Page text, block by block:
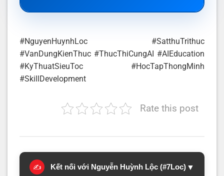
#NguyenHuynhLoc #SatthuTrithuc
#VanDungKienThuc #ThucThiCungAI #AIEducation
#KyThuatSieuToc #HocTapThongMinh
#SkillDevelopment
Rate this post
✍️ Kết nối với Nguyễn Huỳnh Lộc (#7Loc) ▼